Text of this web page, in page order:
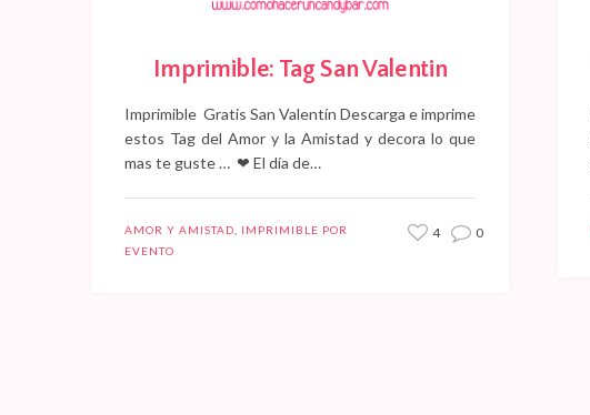
Imprimible: Tag San Valentin
Imprimible Gratis San Valentín Descarga e imprime
estos Tag del Amor y la Amistad y decora lo que
mas te guste … ❤ El día de…
AMOR Y AMISTAD
IMPRIMIBLE POR
EVENTO
4 0